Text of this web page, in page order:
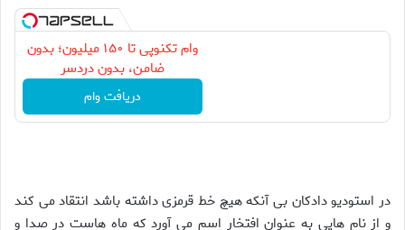
وام تکنوپی تا ۱۵۰ میلیون؛ بدون
ضامن، بدون دردسر
دریافت وام
در استودیو دادکان بی آنکه هیچ خط قرمزی داشته باشد انتقاد می کند
و از نام هایی به عنوان افتخار اسم می آورد که ماه هاست در صدا و